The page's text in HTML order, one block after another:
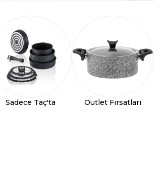
Sadece Taç'ta Outlet Fırsatları